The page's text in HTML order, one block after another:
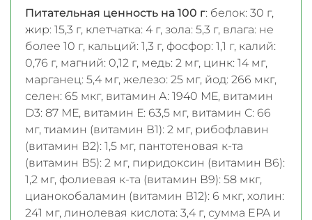
Питательная ценность на 100 г: белок: 30 г,
жир: 15,3 г, клетчатка: 4 г, зола: 5,3 г, влага: не
более 10 г, кальций: 1,3 г, фосфор: 1,1 г, калий:
0,76 г, магний: 0,12 г, медь: 2 мг, цинк: 14 мг,
марганец: 5,4 мг, железо: 25 мг, йод: 266 мкг,
селен: 65 мкг, витамин А: 1940 МЕ, витамин
D3: 87 МЕ, витамин Е: 63,5 мг, витамин С: 66
мг, тиамин (витамин В1): 2 мг, рибофлавин
(витамин В2): 1,5 мг, пантотеновая к-та
(витамин В5): 2 мг, пиридоксин (витамин В6):
1,2 мг, фолиевая к-та (витамин В9): 58 мкг,
цианокобаламин (витамин В12): 6 мкг, холин:
241 мг, линолевая кислота: 3,4 г, сумма EPA и